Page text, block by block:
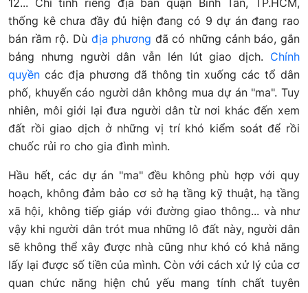
12... Chỉ tính riêng địa bàn quận Bình Tân, TP.HCM,
thống kê chưa đầy đủ hiện đang có 9 dự án đang rao
bán rầm rộ. Dù địa phương đã có những cảnh báo, gắn
bảng nhưng người dân vẫn lén lút giao dịch. Chính
quyền các địa phương đã thông tin xuống các tổ dân
phố, khuyến cáo người dân không mua dự án "ma". Tuy
nhiên, môi giới lại đưa người dân từ nơi khác đến xem
đất rồi giao dịch ở những vị trí khó kiểm soát để rồi
chuốc rủi ro cho gia đình mình.
Hầu hết, các dự án "ma" đều không phù hợp với quy
hoạch, không đảm bảo cơ sở hạ tầng kỹ thuật, hạ tầng
xã hội, không tiếp giáp với đường giao thông... và như
vậy khi người dân trót mua những lô đất này, người dân
sẽ không thể xây được nhà cũng như khó có khả năng
lấy lại được số tiền của mình. Còn với cách xử lý của cơ
quan chức năng hiện chủ yếu mang tính chất tuyên